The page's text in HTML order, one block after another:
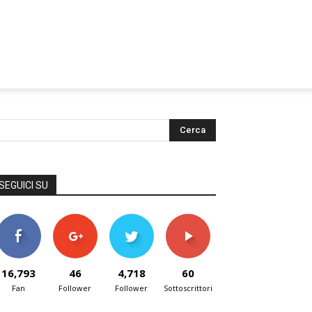
SU
16,793
Fan
46
Follower
4,718
Follower
60
Sottoscrittori